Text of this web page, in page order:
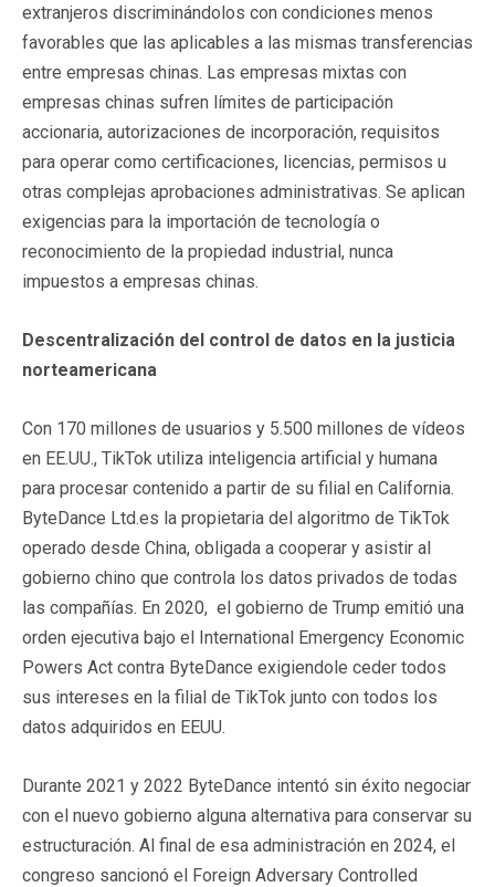
extranjeros discriminándolos con condiciones menos
favorables que las aplicables a las mismas transferencias
entre empresas chinas. Las empresas mixtas con
empresas chinas sufren límites de participación
accionaria, autorizaciones de incorporación, requisitos
para operar como certificaciones, licencias, permisos u
otras complejas aprobaciones administrativas. Se aplican
exigencias para la importación de tecnología o
reconocimiento de la propiedad industrial, nunca
impuestos a empresas chinas.
Descentralización del control de datos en la justicia
norteamericana
Con 170 millones de usuarios y 5.500 millones de vídeos
en EE.UU., TikTok utiliza inteligencia artificial y humana
para procesar contenido a partir de su filial en California.
ByteDance Ltd.es la propietaria del algoritmo de TikTok
operado desde China, obligada a cooperar y asistir al
gobierno chino que controla los datos privados de todas
las compañías. En 2020, el gobierno de Trump emitió una
orden ejecutiva bajo el International Emergency Economic
Powers Act contra ByteDance exigiendole ceder todos
sus intereses en la filial de TikTok junto con todos los
datos adquiridos en EEUU.
Durante 2021 y 2022 ByteDance intentó sin éxito negociar
con el nuevo gobierno alguna alternativa para conservar su
estructuración. Al final de esa administración en 2024, el
congreso sancionó el Foreign Adversary Controlled